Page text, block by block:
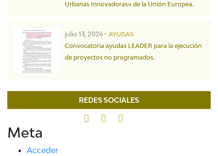
Urbanas Innovadoras» de la Unión Europea.
julio 13, 2026 • AYUDAS
Convocatoria ayudas LEADER para la ejecución
de proyectos no programados.
REDES SOCIALES
Meta
Acceder